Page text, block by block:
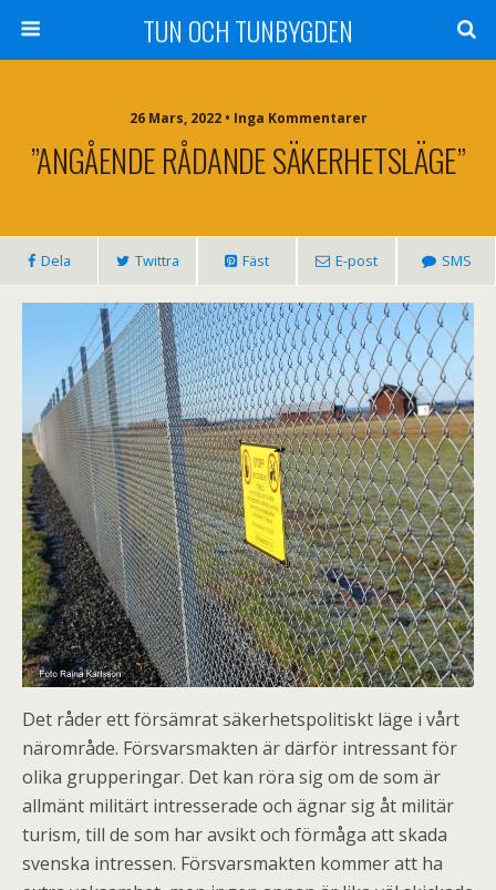
TUN OCH TUNBYGDEN
26 Mars, 2022 • Inga Kommentarer
”ANGÅENDE RÅDANDE SÄKERHETSLÄGE”
Dela Twittra Fäst E-post SMS
Det råder ett försämrat säkerhetspolitiskt läge i vårt
närområde. Försvarsmakten är därför intressant för
olika grupperingar. Det kan röra sig om de som är
allmänt militärt intresserade och ägnar sig åt militär
turism, till de som har avsikt och förmåga att skada
svenska intressen. Försvarsmakten kommer att ha